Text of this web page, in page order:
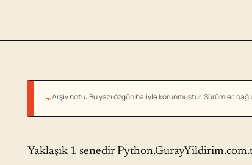
⌁Arşiv notu: Bu yazı özgün haliyle korunmuştur. Sürümler,
Yaklaşık 1 senedir